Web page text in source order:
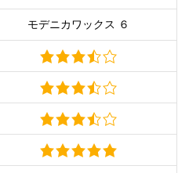
モデニカワックス ６